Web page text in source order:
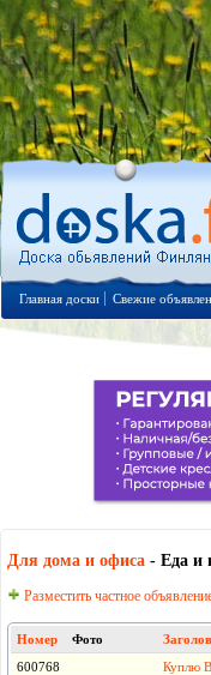
Главная доски Свежие
Для дома и офиса - Еда и
Разместить частное
Номер Фото
600768
Куплю